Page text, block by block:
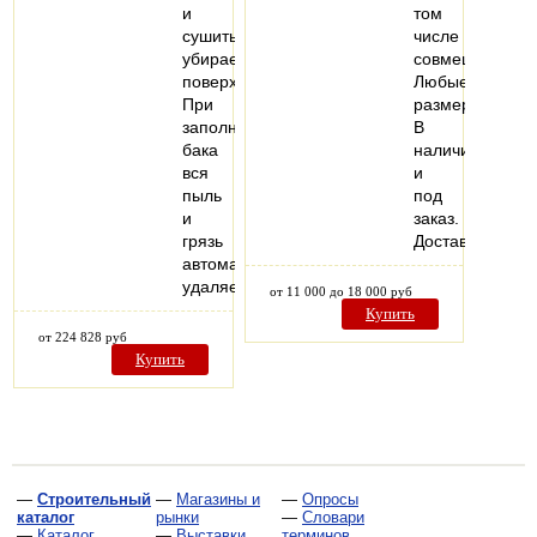
и
сушить
убираемые
поверхности.
При
заполнении
бака
вся
пыль
и
грязь
автоматически
удаляется…
от 224 828 руб
Купить
том
числе
совмещенные.
Любые
размеры.
В
наличии
и
под
заказ.
Доставка.
от 11 000 до 18 000 руб
Купить
— Строительный
каталог
— Магазины и
рынки
— Опросы
— Словари